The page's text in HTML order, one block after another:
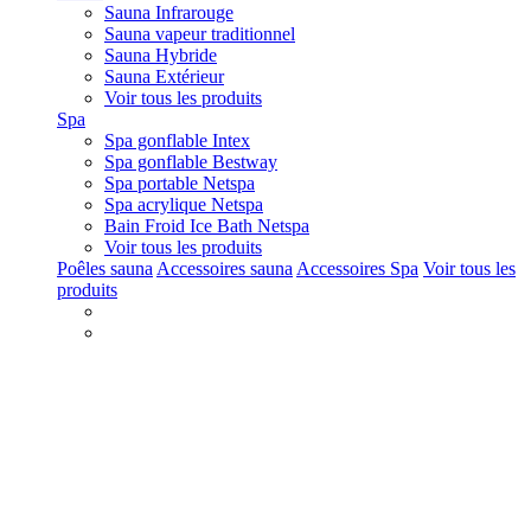
Sauna Infrarouge
Sauna vapeur traditionnel
Sauna Hybride
Sauna Extérieur
Voir tous les produits
Spa
Spa gonflable Intex
Spa gonflable Bestway
Spa portable Netspa
Spa acrylique Netspa
Bain Froid Ice Bath Netspa
Voir tous les produits
Poêles sauna Accessoires sauna Accessoires Spa Voir tous les
produits